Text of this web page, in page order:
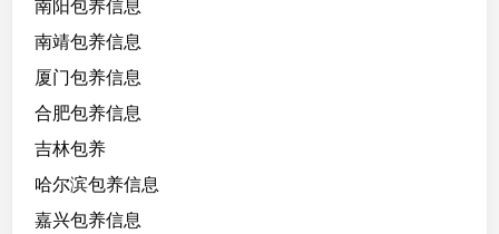
南阳包养信息
南靖包养信息
厦门包养信息
合肥包养信息
吉林包养
哈尔滨包养信息
嘉兴包养信息